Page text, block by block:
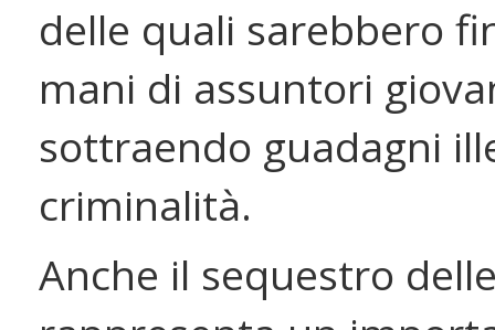
delle quali sarebbero
mani di assuntori
sottraendo guadagni
criminalità.
Anche il sequestro